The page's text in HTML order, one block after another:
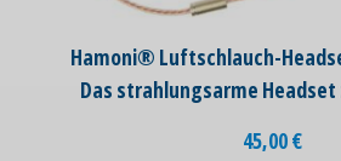
Hamoni® Luftschlauch-
Das strahlungsarme Headset
45,00€